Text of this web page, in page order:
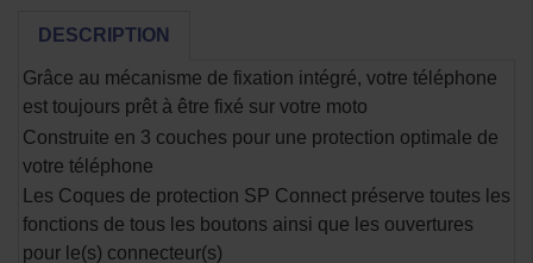
DESCRIPTION
Grâce au mécanisme de fixation intégré, votre téléphone
est toujours prêt à être fixé sur votre moto
Construite en 3 couches pour une protection optimale de
votre téléphone
Les Coques de protection SP Connect préserve toutes les
fonctions de tous les boutons ainsi que les ouvertures
pour le(s) connecteur(s)